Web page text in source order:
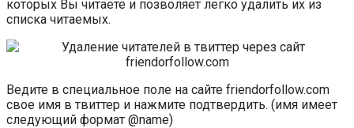
которых Вы читаете и позволяет легко удалить их из
списка читаемых.
Ведите в специальное поле на сайте friendorfollow.com
свое имя в твиттер и нажмите подтвердить. (имя имеет
следующий формат @name)